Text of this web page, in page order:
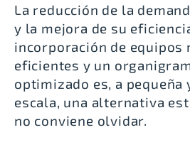
La reducción de la
y la mejora de su
incorporación de equipos
eficientes y un
optimizado es, a pequeña
escala, una alternativa
no conviene olvidar.